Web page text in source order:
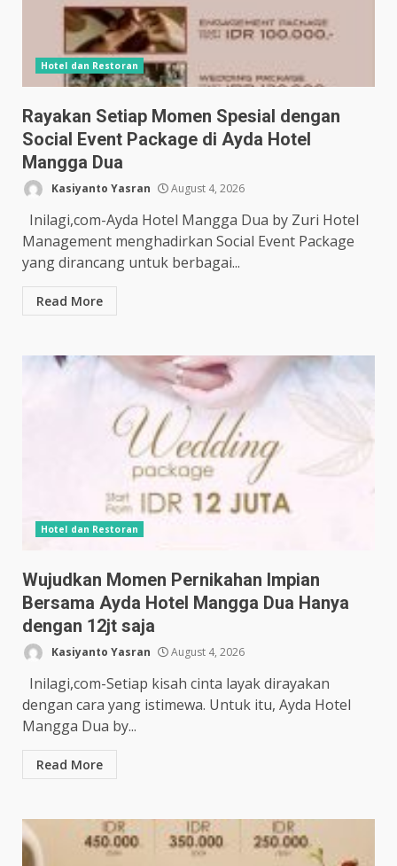
Hotel dan Restoran
Rayakan Setiap Momen Spesial dengan
Social Event Package di Ayda Hotel
Mangga Dua
Kasiyanto Yasran August 4, 2026
Inilagi,com-Ayda Hotel Mangga Dua by Zuri Hotel
Management menghadirkan Social Event Package
yang dirancang untuk berbagai...
Read More
Hotel dan Restoran
Wujudkan Momen Pernikahan Impian
Bersama Ayda Hotel Mangga Dua Hanya
dengan 12jt saja
Kasiyanto Yasran August 4, 2026
Inilagi,com-Setiap kisah cinta layak dirayakan
dengan cara yang istimewa. Untuk itu, Ayda Hotel
Mangga Dua by...
Read More